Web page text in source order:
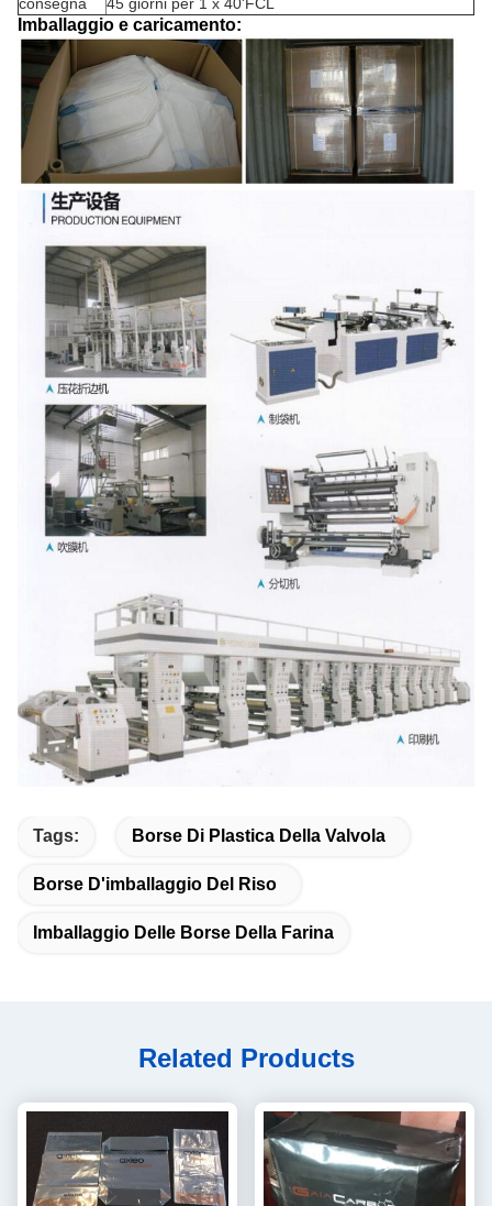
Imballaggio e caricamento:
Tags: Borse Di Plastica Della Valvola
Borse D'imballaggio Del Riso
Imballaggio Delle Borse Della Farina
Related Products